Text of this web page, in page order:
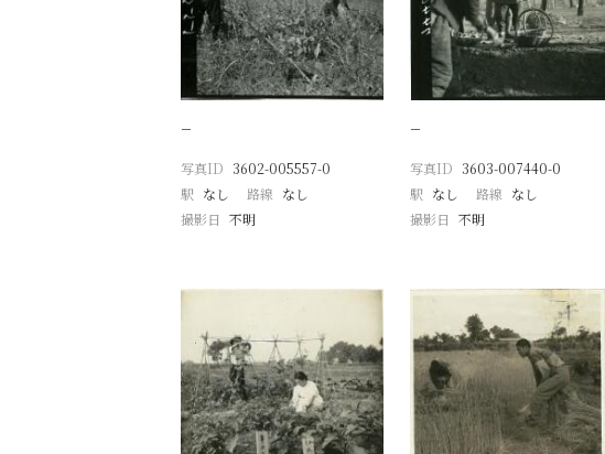
−
写真ID 3602-005557-0
駅 なし 路線 なし
撮影日 不明
−
写真ID 3603-007440-0
駅 なし 路線 なし
撮影日 不明